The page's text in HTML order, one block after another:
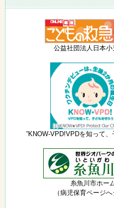
公益社団法人日本
”KNOW-VPD!VPDを知って
糸魚川市ホー
（病児保育ページ